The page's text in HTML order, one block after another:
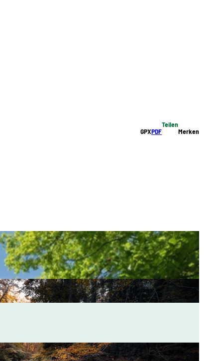
GPXPDF
Teilen
Merken